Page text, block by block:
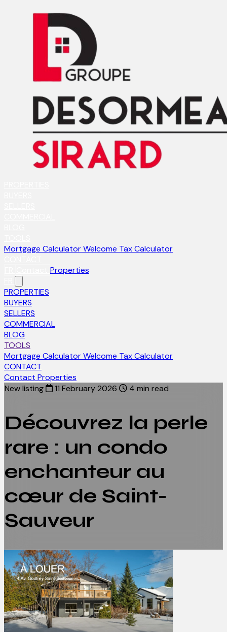
Mortgage CalculatorWelcome Tax Calculator
Properties
PROPERTIES
BUYERS
SELLERS
COMMERCIAL
BLOG
TOOLS
Mortgage CalculatorWelcome Tax Calculator
CONTACT
Contact Properties
New listing
11 February 2026 4 min read
Découvrez la perle
rare : un condo
enchanteur au
cœur de Saint-
Sauveur